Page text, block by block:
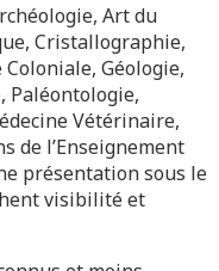
Art du
Cristallographie,
Géologie,
Paléontologie,
Vétérinaire,
de l’Enseignement
présentation sous le
visibilité et